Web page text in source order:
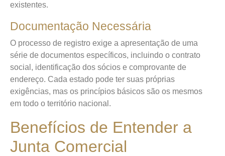
existentes.
Documentação Necessária
O processo de registro exige a apresentação de uma
série de documentos específicos, incluindo o contrato
social, identificação dos sócios e comprovante de
endereço. Cada estado pode ter suas próprias
exigências, mas os princípios básicos são os mesmos
em todo o território nacional.
Benefícios de Entender a
Junta Comercial